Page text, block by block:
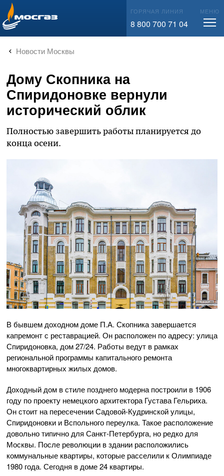
info@mos-gaz.ru ГОРЯЧАЯ ЛИНИЯ
8 800 700 71 04
МЕНЮ
Новости Москвы
Дому Скопника на
Спиридоновке вернули
исторический облик
Полностью завершить работы планируется до
конца осени.
В бывшем доходном доме П.А. Скопника завершается
капремонт с реставрацией. Он расположен по адресу: улица
Спиридоновка, дом 27/24. Работы ведут в рамках
региональной программы капитального ремонта
многоквартирных жилых домов.
Доходный дом в стиле позднего модерна построили в 1906
году по проекту немецкого архитектора Густава Гельриха.
Он стоит на пересечении Садовой-Кудринской улицы,
Спиридоновки и Вспольного переулка. Такое расположение
довольно типично для Санкт-Петербурга, но редко для
Москвы. После революции в здании расположились
коммунальные квартиры, которые расселили к Олимпиаде
1980 года. Сегодня в доме 24 квартиры.